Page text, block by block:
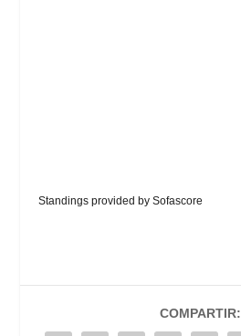
Standings provided bySofascore
COMPARTIR: